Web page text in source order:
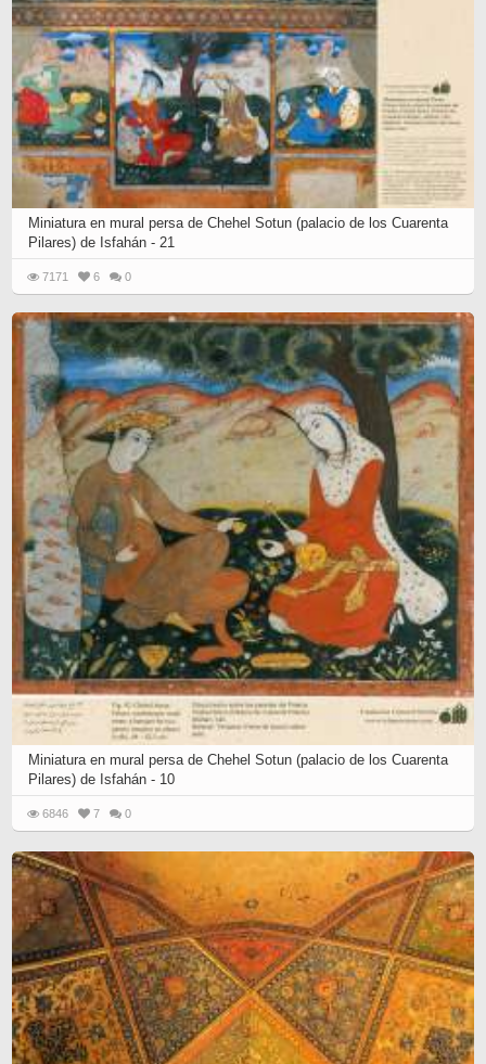
Miniatura en mural persa de Chehel Sotun (palacio de los Cuarenta
Pilares) de Isfahán - 21
7171 6 0
Miniatura en mural persa de Chehel Sotun (palacio de los Cuarenta
Pilares) de Isfahán - 10
6846 7 0